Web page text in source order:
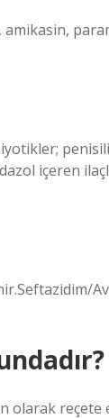
içeren
olarak